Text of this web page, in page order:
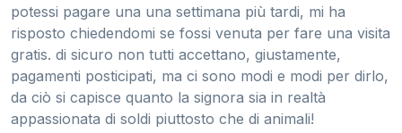
potessi pagare una una settimana più tardi, mi ha
risposto chiedendomi se fossi venuta per fare una visita
gratis. di sicuro non tutti accettano, giustamente,
pagamenti posticipati, ma ci sono modi e modi per dirlo,
da ciò si capisce quanto la signora sia in realtà
appassionata di soldi piuttosto che di animali!